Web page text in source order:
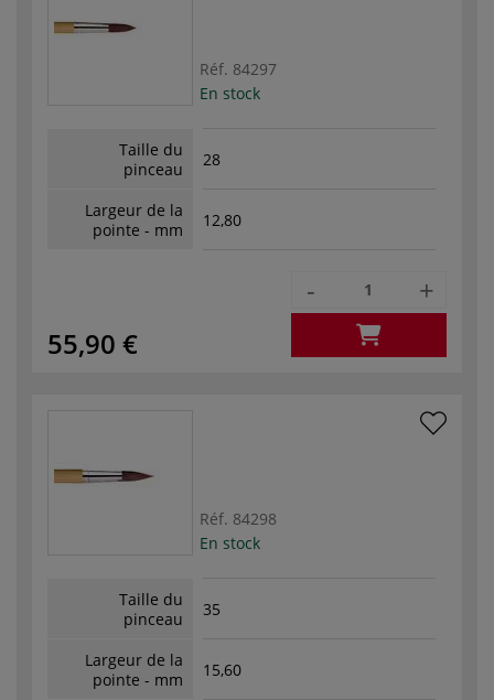
Réf. 84297
En stock
Taille du
pinceau
28
Largeur de la
pointe - mm
12,80
55,90 €
- +
Réf. 84298
En stock
Taille du
pinceau
35
Largeur de la
pointe - mm
15,60